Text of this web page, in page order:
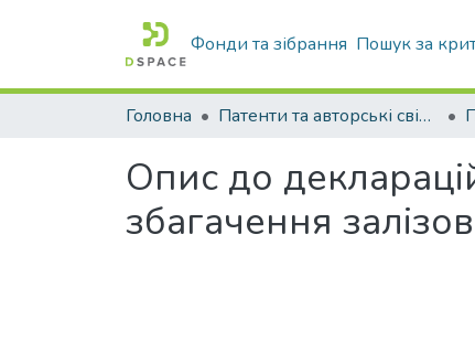
Фонди та зібрання Пошук за
Головна Патенти та авторські свідоцтва
Опис до
збагачення